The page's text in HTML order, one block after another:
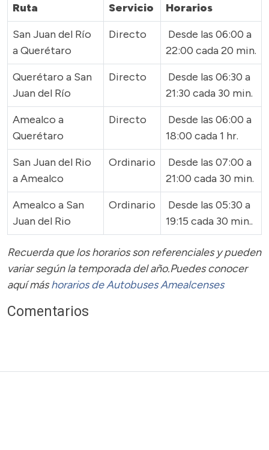
Ruta Servicio
Horarios
San Juan del Río
a Querétaro
Directo
Desde las 06:00 a
22:00 cada 20 min.
Querétaro a San
Juan del Río
Directo
Desde las 06:30 a
21:30 cada 30 min.
Amealco a
Querétaro
Directo
Desde las 06:00 a
18:00 cada 1 hr.
San Juan del Rio
a Amealco
Ordinario
Desde las 07:00 a
21:00 cada 30 min.
Amealco a San
Juan del Rio
Ordinario
Desde las 05:30 a
19:15 cada 30 min..
Recuerda que los horarios son referenciales y pueden
variar según la temporada del año.Puedes conocer
aquí máshorarios de Autobuses Amealcenses
Comentarios